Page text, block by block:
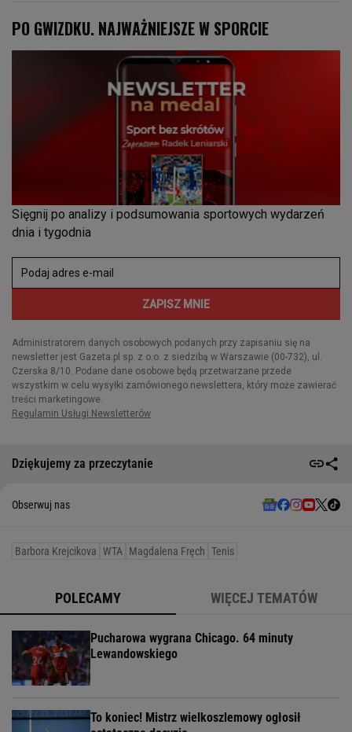
Dziękujemy za przeczytanie
Obserwuj nas
Barbora Krejcikova WTA Magdalena Fręch Tenis
POLECAMY WIĘCEJ TEMATÓW
Pucharowa wygrana Chicago. 64 minuty
Lewandowskiego
To koniec! Mistrz wielkoszlemowy ogłosił